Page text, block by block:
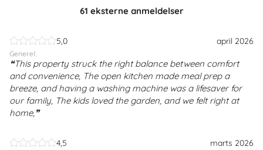
61 eksterne anmeldelser
5,0 april 2026
Generel:
This property struck the right balance between comfort
and convenience, The open kitchen made meal prep a
breeze, and having a washing machine was a lifesaver for
our family, The kids loved the garden, and we felt right at
home,
4,5 marts 2026